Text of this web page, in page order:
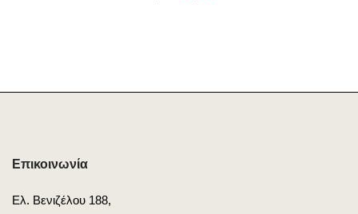
Επικοινωνία
Ελ. Βενιζέλου 188,